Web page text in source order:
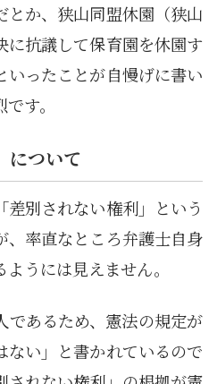
とか、狭山同盟休園（狭山
に抗議して保育園を休園す
いったことが自慢げに書い
す。
について
別されない権利」という
、率直なところ弁護士自身
うには見えません。
であるため、憲法の規定が
ない」と書かれているので